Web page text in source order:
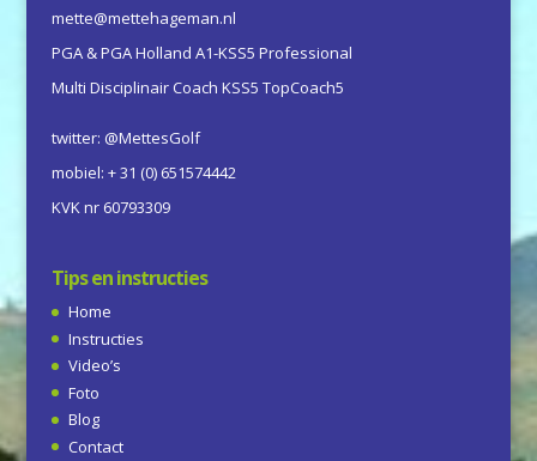
mette@mettehageman.nl
PGA & PGA Holland A1-KSS5 Professional
Multi Disciplinair Coach KSS5 TopCoach5
twitter: @MettesGolf
mobiel: + 31 (0) 651574442
KVK nr 60793309
Tips en instructies
Home
Instructies
Video’s
Foto
Blog
Contact